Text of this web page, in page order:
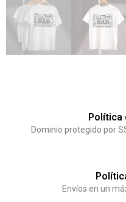
Política
Dominio protegido por
Envíos en un